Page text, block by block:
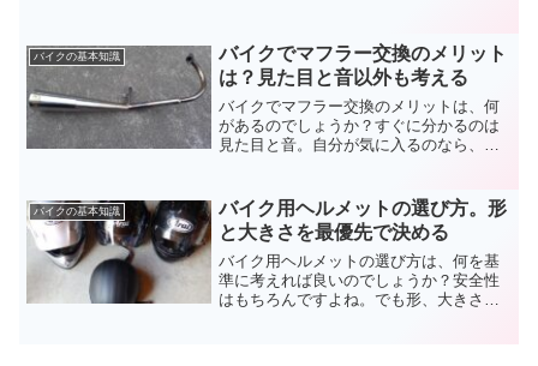
はありません。バイクが怖いと思った
ら、その理由も考えてみましょう。
バイクの基本知識
バイクでマフラー交換のメリット
は？見た目と音以外も考える
バイクでマフラー交換のメリットは、何
があるのでしょうか？すぐに分かるのは
見た目と音。自分が気に入るのなら、そ
出すのですから、バイクのマフラー交換
をするメリットを考えましょう。
バイクの基本知識
バイク用ヘルメットの選び方。形
と大きさを最優先で決める
バイク用ヘルメットの選び方は、何を基
準に考えれば良いのでしょうか？安全性
はもちろんですよね。でも形、大きさ、